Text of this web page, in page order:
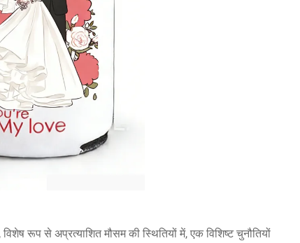
रूप से अप्रत्याशित मौसम की स्थितियों में, एक विशिष्ट चुनौतियों